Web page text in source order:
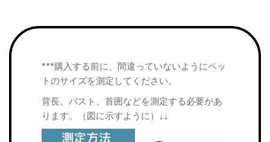
***購入する前に、間違っていないようにペッ
トのサイズを測定してください。
背長、バスト、首囲などを測定する必要があ
ります。（図に示すように）↓↓